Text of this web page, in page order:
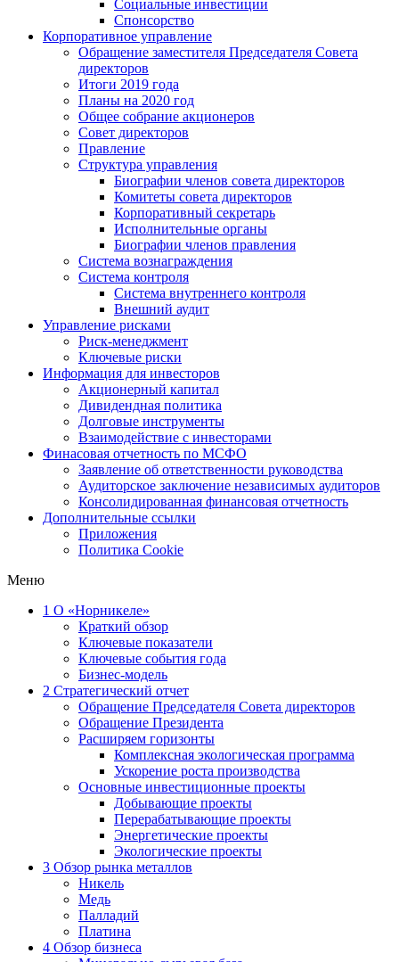
Социальные инвестиции
Спонсорство
Корпоративное управление
Обращение заместителя Председателя Совета
директоров
Итоги 2019 года
Планы на 2020 год
Общее собрание акционеров
Совет директоров
Правление
Структура управления
Биографии членов совета директоров
Комитеты совета директоров
Корпоративный секретарь
Исполнительные органы
Биографии членов правления
Система вознаграждения
Система контроля
Система внутреннего контроля
Внешний аудит
Управление рисками
Риск-менеджмент
Ключевые риски
Информация для инвесторов
Акционерный капитал
Дивидендная политика
Долговые инструменты
Взаимодействие с инвеcторами
Финасовая отчетность по МСФО
Заявление об ответственности руководства
Аудиторское заключение независимых аудиторов
Консолидированная финансовая отчетность
Дополнительные ссылки
Приложения
Политика Cookie
Меню
1 О «Норникеле»
Краткий обзор
Ключевые показатели
Ключевые события года
Бизнес-модель
2 Стратегический отчет
Обращение Председателя Совета директоров
Обращение Президента
Расширяем горизонты
Комплексная экологическая программа
Ускорение роста производства
Основные инвестиционные проекты
Добывающие проекты
Перерабатывающие проекты
Энергетические проекты
Экологические проекты
3 Обзор рынка металлов
Никель
Медь
Палладий
Платина
4 Обзор бизнеса